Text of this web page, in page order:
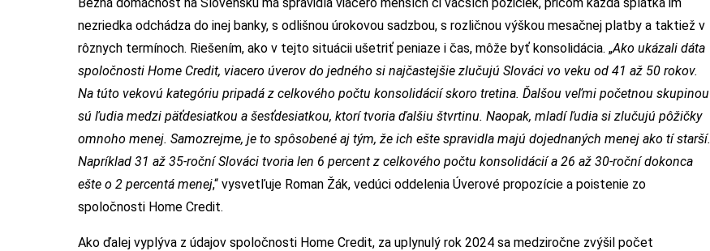
nezriedka odchádza do inej banky, s odlišnou úrokovou sadzbou, s rozličnou výškou mesačnej platby a taktiež v
rôznych termínoch. Riešením, ako v tejto situácii ušetriť peniaze i čas, môže byť konsolidácia. „Ako ukázali dáta
spoločnosti Home Credit, viacero úverov do jedného si najčastejšie zlučujú Slováci vo veku od 41 až 50 rokov.
Na túto vekovú kategóriu pripadá z celkového počtu konsolidácií skoro tretina. Ďalšou veľmi početnou skupinou
sú ľudia medzi päťdesiatkou a šesťdesiatkou, ktorí tvoria ďalšiu štvrtinu. Naopak, mladí ľudia si zlučujú pôžičky
omnoho menej. Samozrejme, je to spôsobené aj tým, že ich ešte spravidla majú dojednaných menej ako tí starší.
Napríklad 31 až 35-roční Slováci tvoria len 6 percent z celkového počtu konsolidácií a 26 až 30-roční dokonca
ešte o 2 percentá menej,“ vysvetľuje Roman Žák, vedúci oddelenia Úverové propozície a poistenie zo
spoločnosti Home Credit.
Ako ďalej vyplýva z údajov spoločnosti Home Credit, za uplynulý rok 2024 sa medziročne zvýšil počet